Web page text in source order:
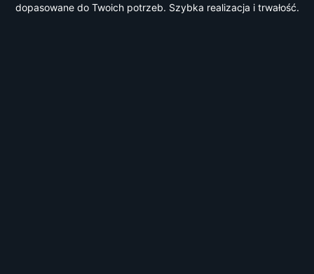
dopasowane do Twoich potrzeb. Szybka realizacja i trwałość.